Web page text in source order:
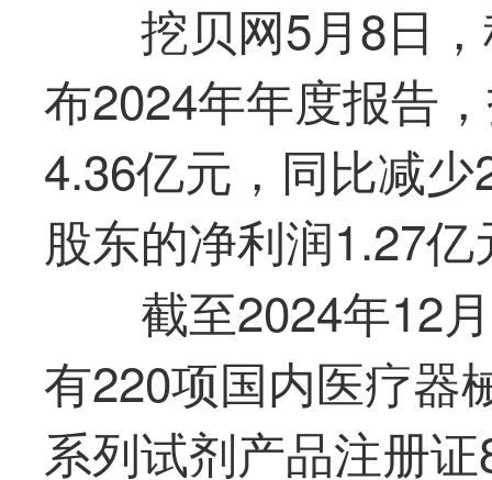
挖贝网5月8日
布2024年年度报告
4.36亿元，同比减
股东的净利润1.27
截至2024年12
有220项国内医疗器
系列试剂产品注册